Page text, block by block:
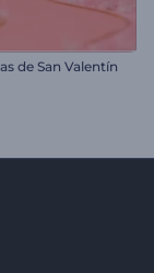
de San Valentín